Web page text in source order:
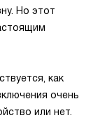
Но этот
как
очень
или нет.